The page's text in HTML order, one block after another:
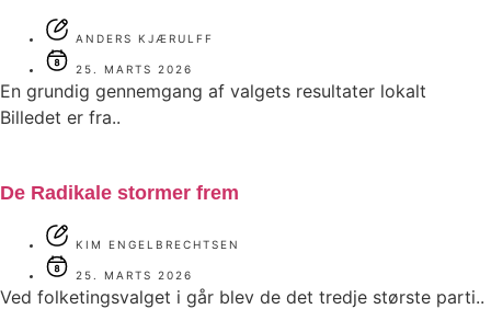
ANDERS KJÆRULFF
25. MARTS 2026
En grundig gennemgang af valgets resultater lokalt
Billedet er fra..
De Radikale stormer frem
KIM ENGELBRECHTSEN
25. MARTS 2026
Ved folketingsvalget i går blev de det tredje største parti..